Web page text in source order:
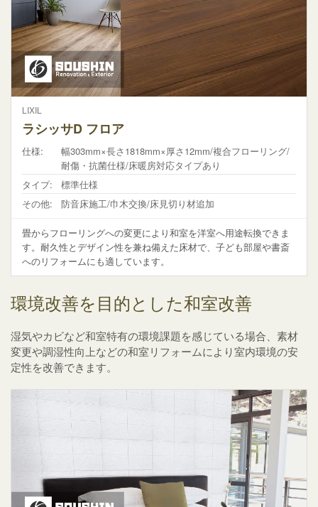
LIXIL
ラシッサD フロア
仕様:
幅303mm×長さ1818mm×厚さ12mm/複合フローリング/
耐傷・抗菌仕様/床暖房対応タイプあり
タイプ:
標準仕様
その他:
防音床施工/巾木交換/床見切り材追加
畳からフローリングへの変更により和室を洋室へ用途転換できま
す。耐久性とデザイン性を兼ね備えた床材で、子ども部屋や書斎
へのリフォームにも適しています。
環境改善を目的とした和室改善
湿気やカビなど和室特有の環境課題を感じている場合、素材
変更や調湿性向上などの和室リフォームにより室内環境の安
定性を改善できます。